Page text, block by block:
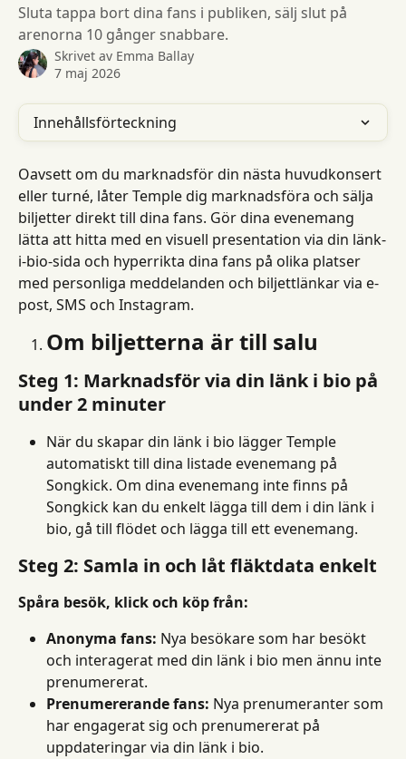
Sluta tappa bort dina fans i publiken, sälj slut på
arenorna 10 gånger snabbare.
Skrivet av Emma Ballay
7 maj 2026
Innehållsförteckning
Oavsett om du marknadsför din nästa huvudkonsert
eller turné, låter Temple dig marknadsföra och sälja
biljetter direkt till dina fans. Gör dina evenemang
lätta att hitta med en visuell presentation via din länk-
i-bio-sida och hyperrikta dina fans på olika platser
med personliga meddelanden och biljettlänkar via e-
post, SMS och Instagram.
Om biljetterna är till salu
Steg 1: Marknadsför via din länk i bio på
under 2 minuter
När du skapar din länk i bio lägger Temple
automatiskt till dina listade evenemang på
Songkick. Om dina evenemang inte finns på
Songkick kan du enkelt lägga till dem i din länk i
bio, gå till flödet och lägga till ett evenemang.
Steg 2: Samla in och låt fläktdata enkelt
Spåra besök, klick och köp från:
Anonyma fans: Nya besökare som har besökt
och interagerat med din länk i bio men ännu inte
prenumererat.
Prenumererande fans: Nya prenumeranter som
har engagerat sig och prenumererat på
uppdateringar via din länk i bio.